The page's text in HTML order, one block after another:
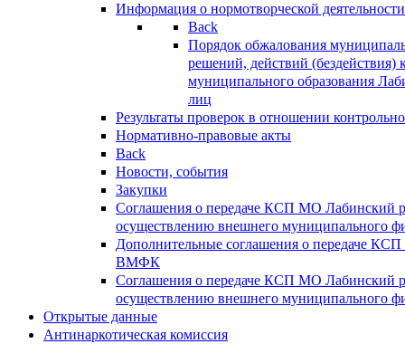
Информация о нормотворческой деятельности
Back
Порядок обжалования
решений, действий (бездействия)
муниципального образования
лиц
Результаты проверок в отношении
Нормативно-правовые акты
Back
Новости, события
Закупки
Соглашения о передаче КСП МО Лабинский
осуществлению внешнего муниципального
Дополнительные соглашения о передаче
ВМФК
Соглашения о передаче КСП МО Лабинский
осуществлению внешнего муниципального
Открытые данные
Антинаркотическая комиссия